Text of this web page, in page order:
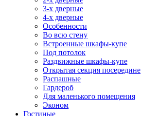
3-х дверные
4-х дверные
Особенности
Во всю стену
Встроенные шкафы-купе
Под потолок
Раздвижные шкафы-купе
Открытая секция посередине
Распашные
Гардероб
Для маленького помещения
Эконом
Гостиные